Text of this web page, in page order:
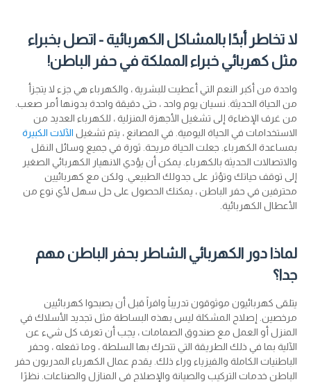
لا تخاطر أبدًا بالمشاكل الكهربائية - اتصل بخبراء
مثل كهربائي خبراء المملكة في حفر الباطن!
واحدة من أكبر النعم التي أعطيت للبشرية ، والكهرباء هي جزء لا يتجزأ
من الحياة الحديثة. نسيان يوم واحد ، حتى دقيقة واحدة بدونها أمر صعب.
من غرف الإضاءة إلى تشغيل الأجهزة المنزلية ، للكهرباء العديد من
الاستخدامات في الحياة اليومية. في المصانع ، يتم تشغيل الآلات الكبيرة
بمساعدة الكهرباء. جعلت الحياة مريحة. ثورة في جميع وسائل النقل
والاتصالات الحديثة بالكهرباء. يمكن أن يؤدي الانهيار الكهربائي الصغير
إلى توقف حياتك وتؤثر على جدولك الطبيعي. ولكن مع كهربائيين
محترفين في حفر الباطن ، يمكنك الحصول على حل سهل لأي نوع من
الأعطال الكهربائية.
لماذا دور الكهربائي الشاطر بحفر الباطن مهم
جدا؟
يتلقى كهربائيون موثوقون تدريباً وافراً قبل أن يصبحوا كهربائيين
مرخصين. إصلاح المشكلة ليس بهذه البساطة مثل تجديد الأسلاك في
المنزل أو العمل مع صندوق الصمامات ، يجب أن تعرف كل شيء عن
الآلية بما في ذلك الطريقة التي تتحرك بها السلطة ، وما تفعله ، وحفر
الباطنيات الكاملة والفيزياء وراء ذلك. يقدم عمال الكهرباء المدربون حفر
الباطن خدمات التركيب والصيانة والإصلاح في المنازل والصناعات. نظرًا